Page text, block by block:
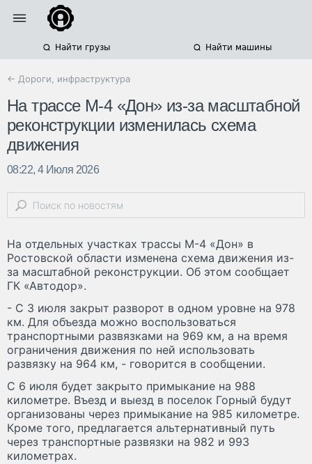
Найти грузы Найти машины
← Дороги, инфраструктура
На трассе М-4 «Дон» из-за масштабной
реконструкции изменилась схема
движения
08:22, 4 Июля 2026
На отдельных участках трассы М-4 «Дон» в
Ростовской области изменена схема движения из-
за масштабной реконструкции. Об этом сообщает
ГК «Автодор».
- С 3 июля закрыт разворот в одном уровне на 978
км. Для объезда можно воспользоваться
транспортными развязками на 969 км, а на время
ограничения движения по ней использовать
развязку на 964 км, - говорится в сообщении.
С 6 июля будет закрыто примыкание на 988
километре. Въезд и выезд в поселок Горный будут
организованы через примыкание на 985 километре.
Кроме того, предлагается альтернативный путь
через транспортные развязки на 982 и 993
километрах.